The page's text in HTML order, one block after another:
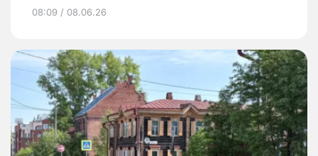
08:09 / 08.06.26